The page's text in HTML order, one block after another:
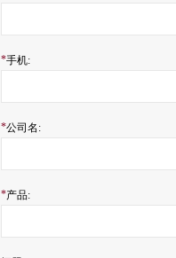
*手机:
*公司名:
*产品: